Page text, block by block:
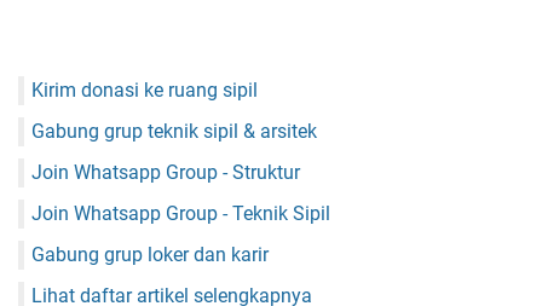
Kirim donasi ke ruang sipil
Gabung grup teknik sipil & arsitek
Join Whatsapp Group - Struktur
Join Whatsapp Group - Teknik Sipil
Gabung grup loker dan karir
Lihat daftar artikel selengkapnya